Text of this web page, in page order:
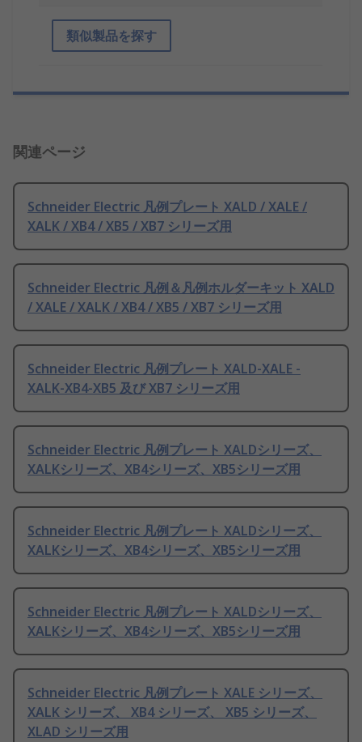
類似製品を探す
関連ページ
Schneider Electric 凡例プレート XALD / XALE /
XALK / XB4 / XB5 / XB7 シリーズ用
Schneider Electric 凡例＆凡例ホルダーキット XALD
/ XALE / XALK / XB4 / XB5 / XB7 シリーズ用
Schneider Electric 凡例プレート XALD-XALE -
XALK-XB4-XB5 及び XB7 シリーズ用
Schneider Electric 凡例プレート XALDシリーズ、
XALKシリーズ、XB4シリーズ、XB5シリーズ用
Schneider Electric 凡例プレート XALDシリーズ、
XALKシリーズ、XB4シリーズ、XB5シリーズ用
Schneider Electric 凡例プレート XALDシリーズ、
XALKシリーズ、XB4シリーズ、XB5シリーズ用
Schneider Electric 凡例プレート XALE シリーズ、
XALK シリーズ、 XB4 シリーズ、 XB5 シリーズ、
XLAD シリーズ用